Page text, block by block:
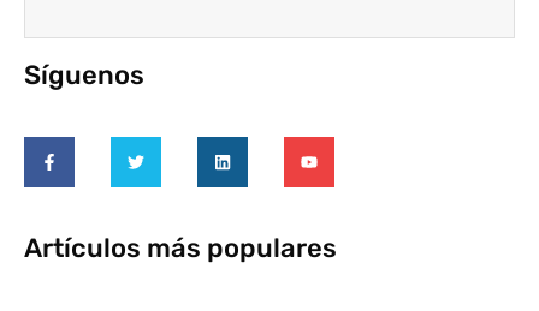
Síguenos
Artículos más populares